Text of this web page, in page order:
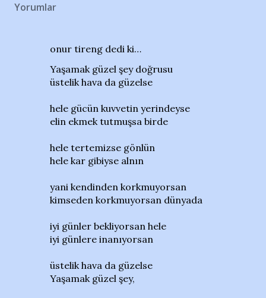
Yorumlar
onur tireng dedi ki…
Yaşamak güzel şey doğrusu
üstelik hava da güzelse
hele gücün kuvvetin yerindeyse
elin ekmek tutmuşsa birde
hele tertemizse gönlün
hele kar gibiyse alnın
yani kendinden korkmuyorsan
kimseden korkmuyorsan dünyada
iyi günler bekliyorsan hele
iyi günlere inanıyorsan
üstelik hava da güzelse
Yaşamak güzel şey,